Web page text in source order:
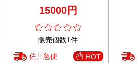
15000円
販売個数1件
佐川急便 HOT